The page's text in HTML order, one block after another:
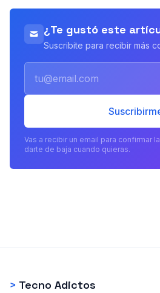
¿Te gustó este
Suscribite para recibir más
Vas a recibir un email para confirmar
darte de baja cuando quieras.
> Tecno Adictos